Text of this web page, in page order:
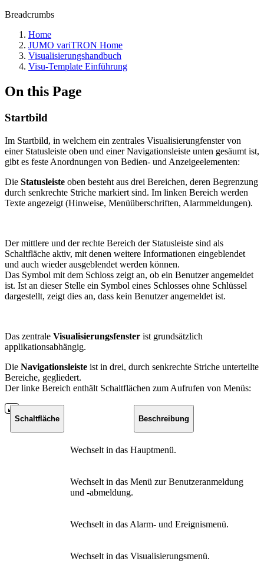
Breadcrumbs
Home
JUMO variTRON Home
Visualisierungshandbuch
Visu-Template Einführung
On this Page
Startbild
Im Startbild, in welchem ein zentrales Visualisierungfenster von
einer Statusleiste oben und einer Navigationsleiste unten gesäumt ist,
gibt es feste Anordnungen von Bedien- und Anzeigeelementen:
Die Statusleiste oben besteht aus drei Bereichen, deren Begrenzung
durch senkrechte Striche markiert sind. Im linken Bereich werden
Texte angezeigt (Hinweise, Menüüberschriften, Alarmmeldungen).
Der mittlere und der rechte Bereich der Statusleiste sind als
Schaltfläche aktiv, mit denen weitere Informationen eingeblendet
und auch wieder ausgeblendet werden können.
Das Symbol mit dem Schloss zeigt an, ob ein Benutzer angemeldet
ist. Ist an dieser Stelle ein Symbol eines Schlosses ohne Schlüssel
dargestellt, zeigt dies an, dass kein Benutzer angemeldet ist.
Das zentrale Visualisierungsfenster ist grundsätzlich
applikationsabhängig.
Die Navigationsleiste ist in drei, durch senkrechte Striche unterteilte
Bereiche, gegliedert.
Der linke Bereich enthält Schaltflächen zum Aufrufen von Menüs:
Schaltfläche Beschreibung
Wechselt in das Hauptmenü.
Wechselt in das Menü zur Benutzeranmeldung
und -abmeldung.
Wechselt in das Alarm- und Ereignismenü.
Wechselt in das Visualisierungsmenü.